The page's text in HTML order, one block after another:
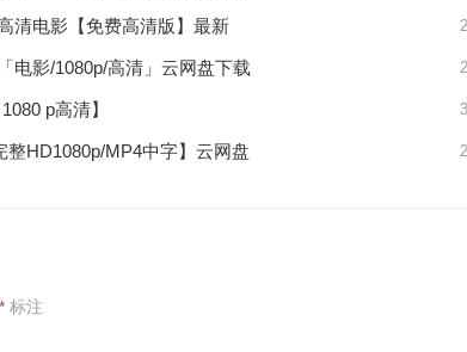
清电影【免费高清版】最新
电影/1080p/高清」云网盘下载
p高清】
整HD1080p/MP4中字】云网盘
* 标注